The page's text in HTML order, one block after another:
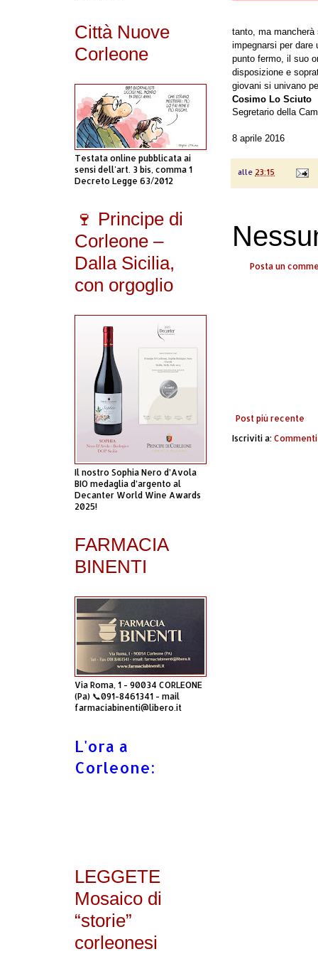
tanto, ma mancherà
impegnarsi per dare
punto fermo, il suo
disposizione e
giovani si univano
Cosimo Lo Sciuto
Segretario della
8 aprile 2016
alle 23:15
Posta un
Post più recente
Iscriviti a:
Città Nuove
Corleone
Testata online pubblicata ai
sensi dell'art. 3 bis, comma 1
Decreto Legge 63/2012
🍷 Principe di
Corleone –
Dalla Sicilia,
con orgoglio
Il nostro Sophia Nero d’Avola
BIO medaglia d’argento al
Decanter World Wine Awards
2025!
FARMACIA
BINENTI
Via Roma, 1 - 90034 CORLEONE
(Pa) 📞091-8461341 - mail
farmaciabinenti@libero.it
L'ora a
Corleone:
LEGGETE
Mosaico di
“storie”
corleonesi